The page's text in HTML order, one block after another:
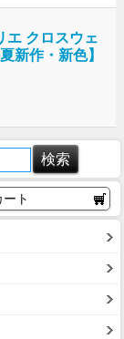
エ クロスウェ
新作・新色】
ート